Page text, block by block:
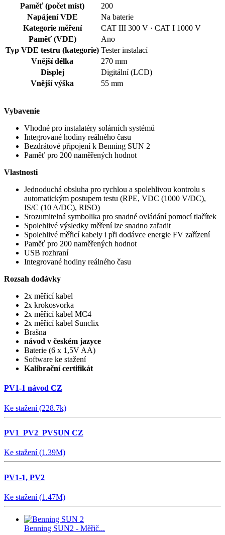
Paměť (počet míst)
200
Napájení VDE
Na baterie
Kategorie měření
CAT III 300 V · CAT I 1000 V
Paměť (VDE)
Ano
Typ VDE testru (kategorie) Tester instalací
Vnější délka
270 mm
Displej
Digitální (LCD)
Vnější výška
55 mm
Vybavenie
Vhodné pro instalatéry solárních systémů
Integrované hodiny reálného času
Bezdrátové připojení k Benning SUN 2
Paměť pro 200 naměřených hodnot
Vlastnosti
Jednoduchá obsluha pro rychlou a spolehlivou kontrolu s
automatickým postupem testu (RPE, VDC (1000 V/DC),
IS/C (10 A/DC), RISO)
Srozumitelná symbolika pro snadné ovládání pomocí tlačítek
Spolehlivé výsledky měření lze snadno zařadit
Spolehlivé měřicí kabely i při dodávce energie FV zařízení
Paměť pro 200 naměřených hodnot
USB rozhraní
Integrované hodiny reálného času
Rozsah dodávky
2x měřicí kabel
2x krokosvorka
2x měřicí kabel MC4
2x měřicí kabel Sunclix
Brašna
návod v českém jazyce
Baterie (6 x 1,5V AA)
Software ke stažení
Kalibrační certifikát
PV1-1 návod CZ
Ke stažení (228.7k)
PV1_PV2_PVSUN CZ
Ke stažení (1.39M)
PV1-1, PV2
Ke stažení (1.47M)
Benning SUN2 - Měřič...